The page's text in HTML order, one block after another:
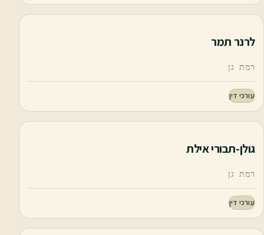
לרנר תמר
רמת גן
עורכי דין
גולן-תבורי אילת
רמת גן
עורכי דין